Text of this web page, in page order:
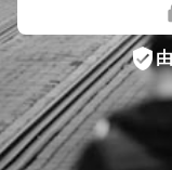
verified_user